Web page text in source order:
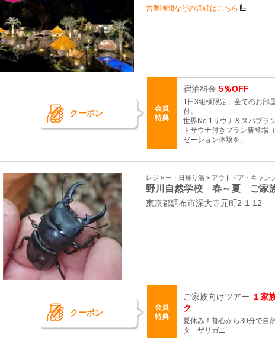
営業時間などの詳細はこちら
クーポン
会員
特典
宿泊料金 5％OFF
1日3組様限定。全てのお部
付。
世界No.1サウナ＆スパブラ
トサウナ付きプラン新登場
ゼーション体験を。
レジャー・日帰り湯 > アウトドア・キャン
野川自然学校 春～夏 ご家
東京都調布市深大寺元町2-1-12
クーポン
会員
特典
ご家族向けツアー １家
ク
夏休み！都心から30分で
タ ザリガニ